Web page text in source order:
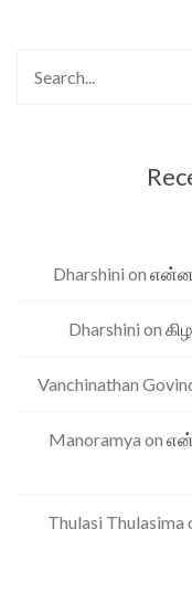
Dharshini on
Dharshini on
Vanchinathan
Manoramya on
Thulasi Thulasima